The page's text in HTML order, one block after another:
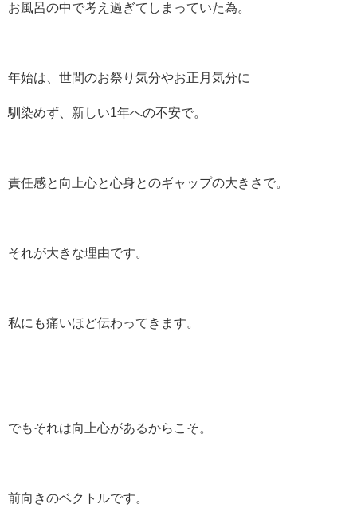
お風呂の中で考え過ぎてしまっていた為。
年始は、世間のお祭り気分やお正月気分に
馴染めず、新しい1年への不安で。
責任感と向上心と心身とのギャップの大きさで。
それが大きな理由です。
私にも痛いほど伝わってきます。
でもそれは向上心があるからこそ。
前向きのベクトルです。